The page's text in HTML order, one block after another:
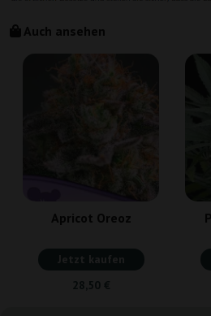
Auch ansehen
Apricot Oreoz
Jetzt kaufen
28,50 €